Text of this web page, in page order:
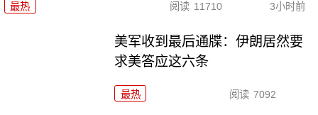
最热 阅读 11710 3小时前
美军收到最后通牒：伊朗居然要
求美答应这六条
最热 阅读 7092